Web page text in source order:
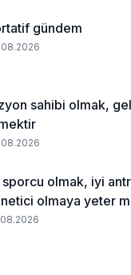
gündem
sahibi olmak,
sporcu olmak, iyi
olmaya yeter